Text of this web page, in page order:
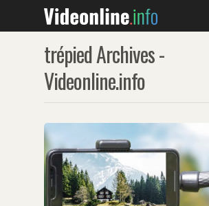
Hit enter to search or ESC to close
trépied Archives -
Videonline.info